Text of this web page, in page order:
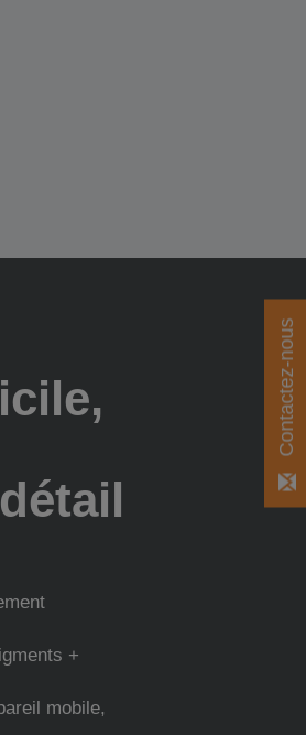
+
mobile,
Contactez-nous